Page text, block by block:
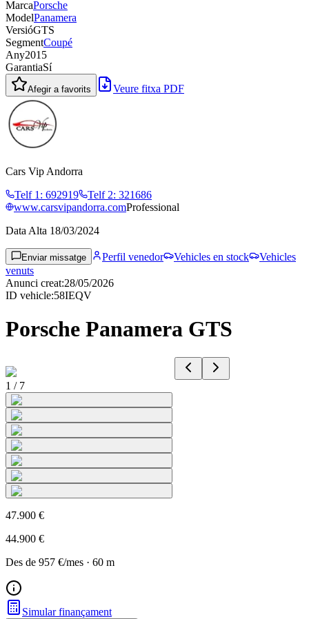
MarcaPorsche
ModelPanamera
VersióGTS
SegmentCoupé
Any2015
GarantiaSí
Afegir a favorits Veure fitxa PDF
Cars Vip Andorra
Telf 1 : 692919 Telf 2: 321686
www.carsvipandorra.comProfessional
Data Alta 18/03/2024
Enviar missatge Perfil venedor Vehicles en stock
Vehicles
venuts
Anunci creat:28/05/2026
ID vehicle:58IEQV
Porsche Panamera GTS
1 / 7
47.900 €
44.900 €
Des de 957 €/mes · 60 m
Simular finançament